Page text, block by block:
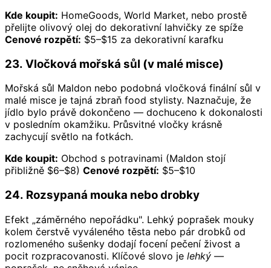
Kde koupit: HomeGoods, World Market, nebo prostě
přelijte olivový olej do dekorativní lahvičky ze spíže
Cenové rozpětí: $5–$15 za dekorativní karafku
23. Vločková mořská sůl (v malé misce)
Mořská sůl Maldon nebo podobná vločková finální sůl v
malé misce je tajná zbraň food stylisty. Naznačuje, že
jídlo bylo právě dokončeno — dochuceno k dokonalosti
v posledním okamžiku. Průsvitné vločky krásně
zachycují světlo na fotkách.
Kde koupit: Obchod s potravinami (Maldon stojí
přibližně $6–$8) Cenové rozpětí: $5–$10
24. Rozsypaná mouka nebo drobky
Efekt „záměrného nepořádku". Lehký poprašek mouky
kolem čerstvě vyváleného těsta nebo pár drobků od
rozlomeného sušenky dodají focení pečení živost a
pocit rozpracovanosti. Klíčové slovo je lehký —